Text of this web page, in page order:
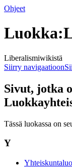
Ohjeet
Liberalismiwikistä
Siirry navigaatioon
Sivut, jotka
Tässä luokassa on
Y